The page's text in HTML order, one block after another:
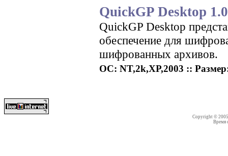
QuickGP Desktop
QuickGP Desktop
обеспечение для
шифрованных архивов.
ОС: NT,2k,XP,2003 ::
Copyright ©
Время